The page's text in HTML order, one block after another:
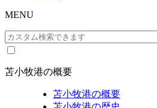
MENU
苫小牧港の概要
苫小牧港の概要